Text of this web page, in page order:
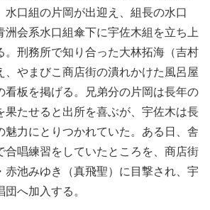
水口組の片岡が出迎え、組長の水口
洲会系水口組傘下に宇佐木組を立ち上
。刑務所で知り合った大林拓海（吉村
、やまびこ商店街の潰れかけた風呂屋
看板を掲げる。兄弟分の片岡は長年の
果たせると出所を喜ぶが、宇佐木は長
魅力にとりつかれていた。ある日、舎
合唱練習をしていたところを、商店街
赤池みゆき（真飛聖）に目撃され、宇
へ加入する。